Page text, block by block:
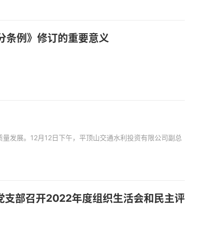
条例》修订的重要意义
发展。12月12日下午，平顶山交通水利投资有限公司副总
部召开2022年度组织生活会和民主评